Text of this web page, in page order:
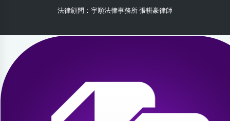
法律顧問：宇順法律事務所 張耕豪律師